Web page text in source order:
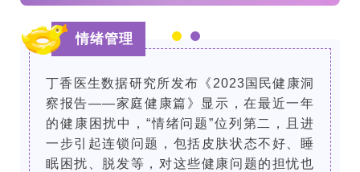
情绪管理
丁香医生数据研究所发布《2023国民健康洞
察报告——家庭健康篇》显示，在最近一年
的健康困扰中，“情绪问题”位列第二，且进
一步引起连锁问题，包括皮肤状态不好、睡
眠困扰、脱发等，对这些健康问题的担忧也